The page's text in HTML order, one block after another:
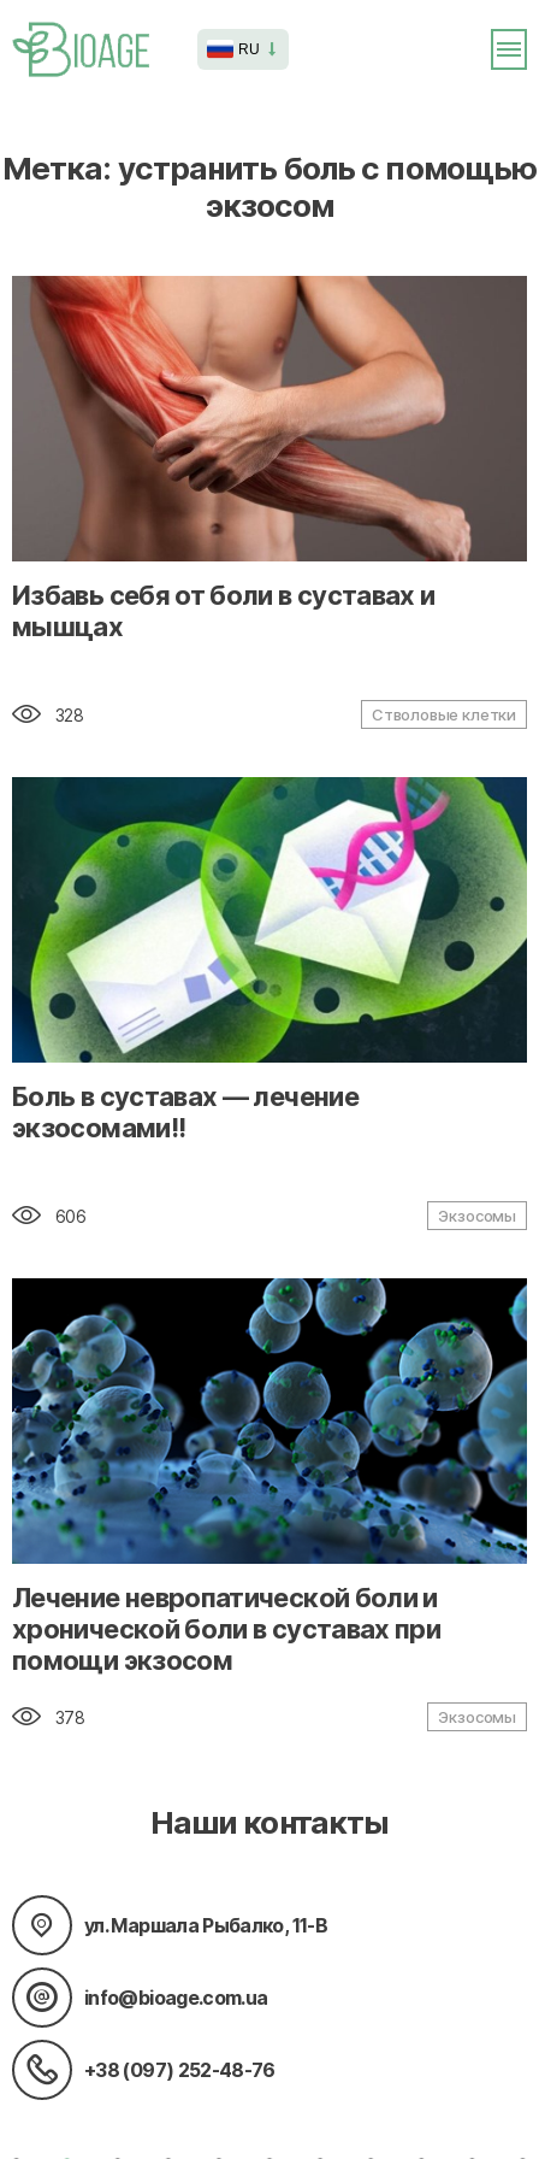
RU
Метка: устранить боль с помощью
экзосом
" alt="loading" class="img-responsive"/>
Избавь себя от боли в суставах и
мышцах
328 Стволовые клетки
" alt="loading" class="img-responsive"/>
Боль в суставах — лечение
экзосомами!!
606 Экзосомы
" alt="loading" class="img-responsive"/>
Лечение невропатической боли и
хронической боли в суставах при
помощи экзосом
378 Экзосомы
Наши контакты
ул. Маршала Рыбалко, 11-В
info@bioage.com.ua
+38 (097) 252-48-76